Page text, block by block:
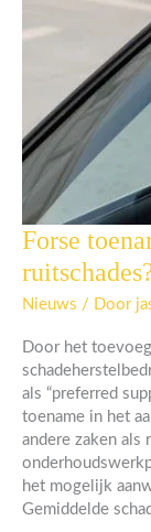
Forse
Nieuws / Door
Door het
als “preferred
toename in het
andere zaken als
het mogelijk
Gemiddelde
Forse
verwacht
in
ruitschades?